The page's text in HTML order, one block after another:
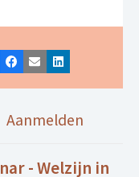
Facebook
E-mailLinkedIn
Aanmelden
- Welzijn in